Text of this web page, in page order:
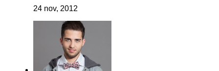
24 nov, 2012